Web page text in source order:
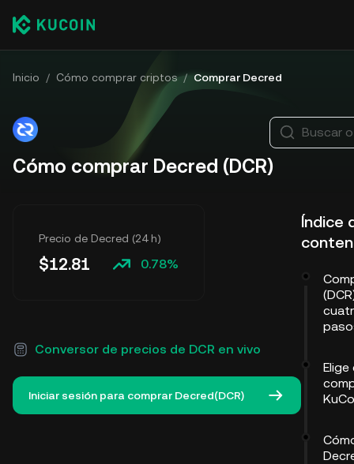
Inicio / Cómo comprar criptos / Comprar Decred
Cómo comprar Decred (DCR)
Precio de Decred (24 h)
$12.81 0.78%
Conversor de precios de DCR en vivo
Iniciar sesión para comprar Decred(DCR)
Buscar
Índice